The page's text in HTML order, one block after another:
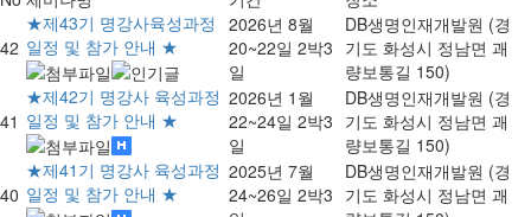
42
★제43기 명강사육성과정
일정 및 참가 안내 ★
2026년 8월
20~22일 2박3
일
DB생명인재개발원 (경
기도 화성시 정남면 괘
량보통길 150)
41
★제42기 명강사 육성과정
일정 및 참가 안내 ★
2026년 1월
22~24일 2박3
일
DB생명인재개발원 (경
기도 화성시 정남면 괘
량보통길 150)
40
★제41기 명강사 육성과정
일정 및 참가 안내 ★
2025년 7월
24~26일 2박3
DB생명인재개발원 (경
기도 화성시 정남면 괘